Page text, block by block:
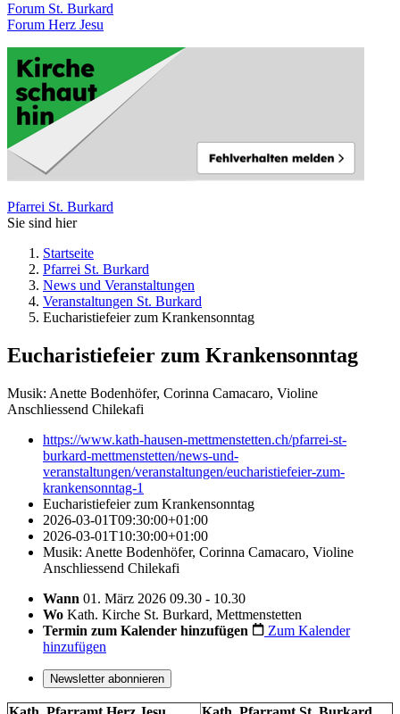
Forum St. Burkard
Forum Herz Jesu
Pfarrei St. Burkard
Sie sind hier
Startseite
Pfarrei St. Burkard
News und Veranstaltungen
Veranstaltungen St. Burkard
Eucharistiefeier zum Krankensonntag
Eucharistiefeier zum Krankensonntag
Musik: Anette Bodenhöfer, Corinna Camacaro, Violine
Anschliessend Chilekafi
https://www.kath-hausen-mettmenstetten.ch/pfarrei-st-
burkard-mettmenstetten/news-und-
veranstaltungen/veranstaltungen/eucharistiefeier-zum-
krankensonntag-1
Eucharistiefeier zum Krankensonntag
2026-03-01T09:30:00+01:00
2026-03-01T10:30:00+01:00
Musik: Anette Bodenhöfer, Corinna Camacaro, Violine
Anschliessend Chilekafi
Wann 01. März 2026 09.30 - 10.30
Wo Kath. Kirche St. Burkard, Mettmenstetten
Termin zum Kalender hinzufügen
Zum Kalender
hinzufügen
Newsletter abonnieren